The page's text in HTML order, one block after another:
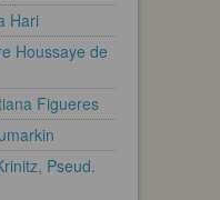
Hari
Houssaye de
Figueres
Pseud.